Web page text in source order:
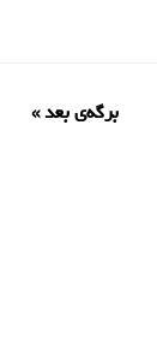
برگه‌ی بعد »